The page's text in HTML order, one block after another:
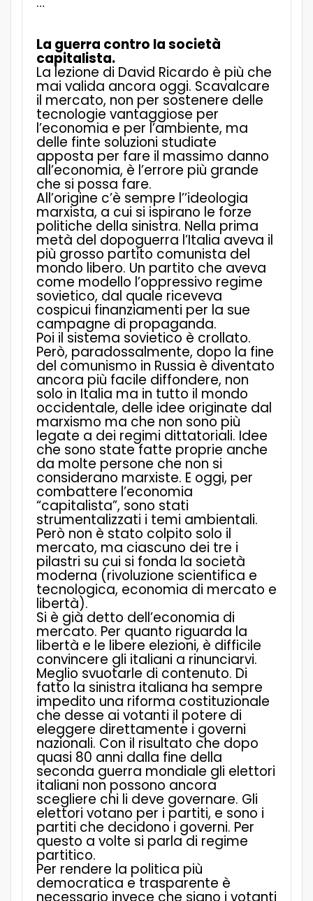
La guerra contro la società
capitalista.
La lezione di David Ricardo è più che
mai valida ancora oggi. Scavalcare
il mercato, non per sostenere delle
tecnologie vantaggiose per
l’economia e per l’ambiente, ma
delle finte soluzioni studiate
apposta per fare il massimo danno
all’economia, è l’errore più grande
che si possa fare.
All’origine c’è sempre l’’ideologia
marxista, a cui si ispirano le forze
politiche della sinistra. Nella prima
metà del dopoguerra l’Italia aveva il
più grosso partito comunista del
mondo libero. Un partito che aveva
come modello l’oppressivo regime
sovietico, dal quale riceveva
cospicui finanziamenti per la sue
campagne di propaganda.
Poi il sistema sovietico è crollato.
Però, paradossalmente, dopo la fine
del comunismo in Russia è diventato
ancora più facile diffondere, non
solo in Italia ma in tutto il mondo
occidentale, delle idee originate dal
marxismo ma che non sono più
legate a dei regimi dittatoriali. Idee
che sono state fatte proprie anche
da molte persone che non si
considerano marxiste. E oggi, per
combattere l’economia
“capitalista”, sono stati
strumentalizzati i temi ambientali.
Però non è stato colpito solo il
mercato, ma ciascuno dei tre i
pilastri su cui si fonda la società
moderna (rivoluzione scientifica e
tecnologica, economia di mercato e
libertà).
Si è già detto dell’economia di
mercato. Per quanto riguarda la
libertà e le libere elezioni, è difficile
convincere gli italiani a rinunciarvi.
Meglio svuotarle di contenuto. Di
fatto la sinistra italiana ha sempre
impedito una riforma costituzionale
che desse ai votanti il potere di
eleggere direttamente i governi
nazionali. Con il risultato che dopo
quasi 80 anni dalla fine della
seconda guerra mondiale gli elettori
italiani non possono ancora
scegliere chi li deve governare. Gli
elettori votano per i partiti, e sono i
partiti che decidono i governi. Per
questo a volte si parla di regime
partitico.
Per rendere la politica più
democratica e trasparente è
necessario invece che siano i votanti